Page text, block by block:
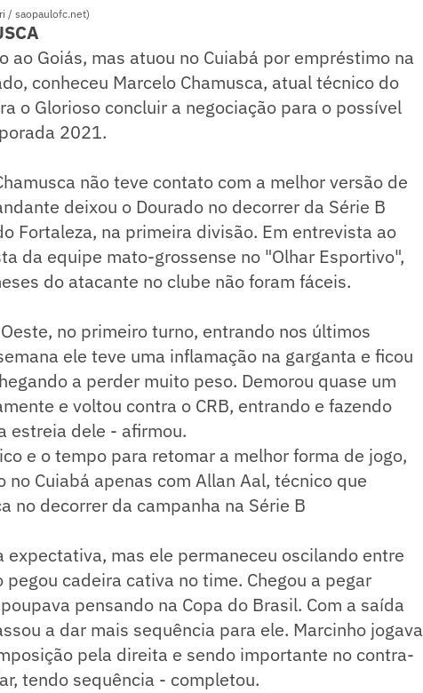
/ saopaulofc.net)
ao Goiás, mas atuou no Cuiabá por empréstimo na
conheceu Marcelo Chamusca, atual técnico do
o Glorioso concluir a negociação para o possível
2021.
não teve contato com a melhor versão de
deixou o Dourado no decorrer da Série B
Fortaleza, na primeira divisão. Em entrevista ao
da equipe mato-grossense no "Olhar Esportivo",
do atacante no clube não foram fáceis.
no primeiro turno, entrando nos últimos
ele teve uma inflamação na garganta e ficou
a perder muito peso. Demorou quase um
e voltou contra o CRB, entrando e fazendo
estreia dele - afirmou.
e o tempo para retomar a melhor forma de jogo,
Cuiabá apenas com Allan Aal, técnico que
no decorrer da campanha na Série B
expectativa, mas ele permaneceu oscilando entre
cadeira cativa no time. Chegou a pegar
pensando na Copa do Brasil. Com a saída
a dar mais sequência para ele. Marcinho jogava
pela direita e sendo importante no contra-
tendo sequência - completou.